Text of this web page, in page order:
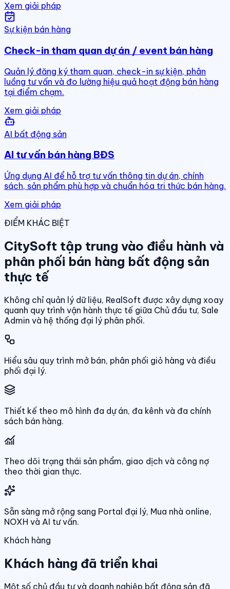
Xem giải pháp
Sự kiện bán hàng
Check-in tham quan dự án / event bán hàng
Quản lý đăng ký tham quan, check-in sự kiện, phân
luồng tư vấn và đo lường hiệu quả hoạt động bán hàng
tại điểm chạm.
Xem giải pháp
AI bất động sản
AI tư vấn bán hàng BĐS
Ứng dụng AI để hỗ trợ tư vấn thông tin dự án, chính
sách, sản phẩm phù hợp và chuẩn hóa tri thức bán hàng.
Xem giải pháp
ĐIỂM KHÁC BIỆT
CitySoft tập trung vào điều hành và
phân phối bán hàng bất động sản
thực tế
Không chỉ quản lý dữ liệu, RealSoft được xây dựng xoay
quanh quy trình vận hành thực tế giữa Chủ đầu tư, Sale
Admin và hệ thống đại lý phân phối.
Hiểu sâu quy trình mở bán, phân phối giỏ hàng và điều
phối đại lý.
Thiết kế theo mô hình đa dự án, đa kênh và đa chính
sách bán hàng.
Theo dõi trạng thái sản phẩm, giao dịch và công nợ
theo thời gian thực.
Sẵn sàng mở rộng sang Portal đại lý, Mua nhà online,
NOXH và AI tư vấn.
Khách hàng
Khách hàng đã triển khai
Một số chủ đầu tư và doanh nghiệp bất động sản đã